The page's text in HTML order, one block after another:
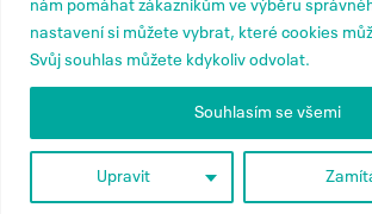
nám pomáhat zákazníkům ve výběru
nastavení si můžete vybrat, které cookies
Svůj souhlas můžete kdykoliv odvolat.
Upravit
Souhlasím se všemi
Přidružené členství
O nás
Kontakty